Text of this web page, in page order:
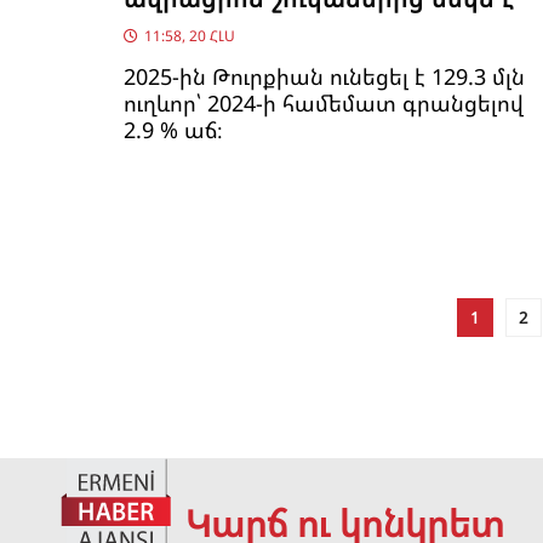
11:58, 20 ՀԼՍ
2025-ին Թուրքիան ունեցել է 129.3 մլն
ուղևոր՝ 2024-ի համեմատ գրանցելով
2.9 % աճ։
1 2
Կարճ ու կոնկրետ